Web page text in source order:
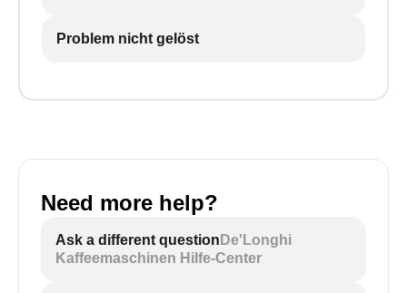
Problem nicht gelöst
Need more help?
Ask a different question De'Longhi
Kaffeemaschinen Hilfe-Center